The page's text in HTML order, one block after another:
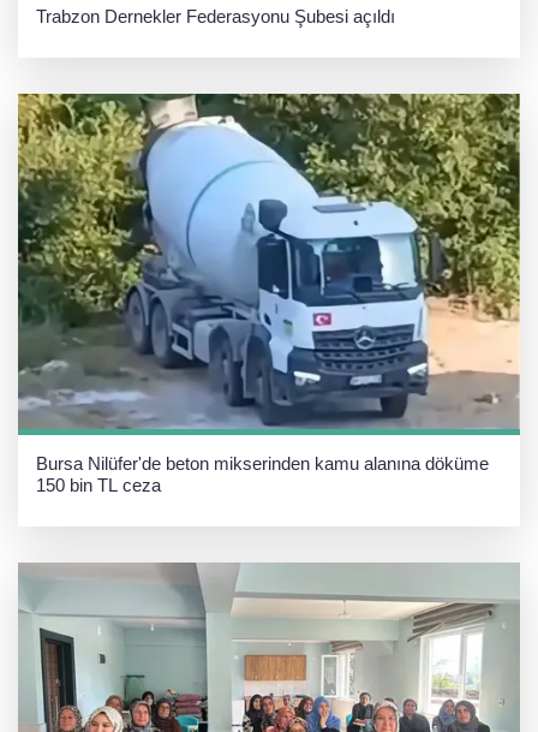
Trabzon Dernekler Federasyonu Şubesi açıldı
Bursa Nilüfer'de beton mikserinden kamu alanına döküme
150 bin TL ceza